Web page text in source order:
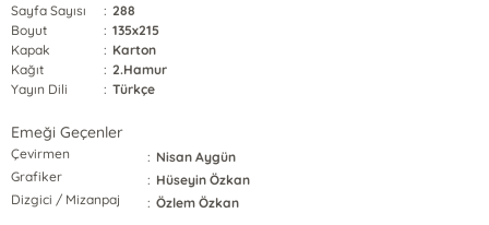
Sayfa Sayısı
: 288
Boyut
: 135x215
Kapak
: Karton
Kağıt
: 2.Hamur
Yayın Dili
: Türkçe
Emeği Geçenler
Çevirmen : Nisan Aygün
Grafiker
: Hüseyin Özkan
Dizgici / Mizanpaj
: Özlem Özkan